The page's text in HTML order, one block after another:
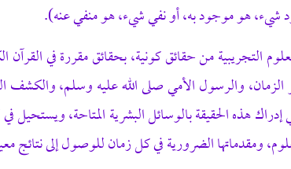
شيء، هو موجود به، أو نفي شيء، هو منفي عنه).
التجريبية من حقائق كونية، بحقائق مقررة في
والرسول الأمي صلى الله عليه وسلم، والكشف
هذه الحقيقة بالوسائل البشرية المتاحة،
ومقدماتها الضرورية في كل زمان للوصول إلى نتائج